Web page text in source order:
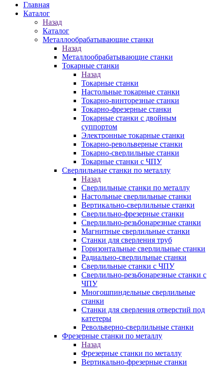
Главная
Каталог
Назад
Каталог
Металлообрабатывающие станки
Назад
Металлообрабатывающие станки
Токарные станки
Назад
Токарные станки
Настольные токарные станки
Токарно-винторезные станки
Токарно-фрезерные станки
Токарные станки с двойным
суппортом
Электронные токарные станки
Токарно-револьверные станки
Токарно-сверлильные станки
Токарные станки с ЧПУ
Сверлильные станки по металлу
Назад
Сверлильные станки по металлу
Настольные сверлильные станки
Вертикально-сверлильные станки
Сверлильно-фрезерные станки
Сверлильно-резьбонарезные станки
Магнитные сверлильные станки
Станки для сверления труб
Горизонтальные сверлильные станки
Радиально-сверлильные станки
Сверлильные станки с ЧПУ
Сверлильно-резьбонарезные станки с
ЧПУ
Многошпиндельные сверлильные
станки
Станки для сверления отверстий под
катетеры
Револьверно-сверлильные станки
Фрезерные станки по металлу
Назад
Фрезерные станки по металлу
Вертикально-фрезерные станки